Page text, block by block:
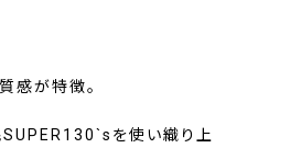
感が特徴。
SUPER130`sを使い織り上